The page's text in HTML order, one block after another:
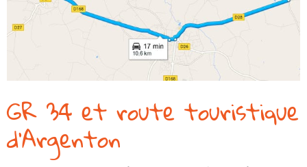
GR 34 et route touristique
d’Argenton